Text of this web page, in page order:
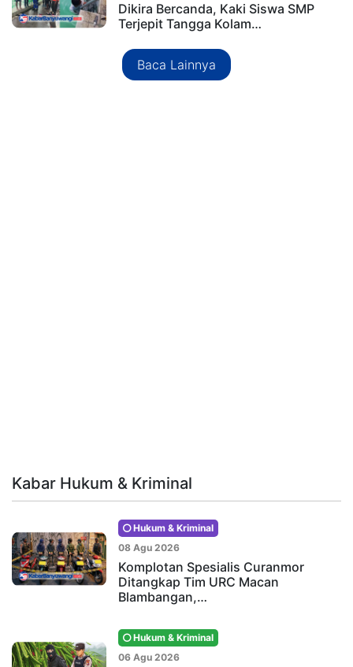
Dikira Bercanda, Kaki Siswa SMP
Terjepit Tangga Kolam…
Baca Lainnya
Kabar Hukum & Kriminal
Hukum & Kriminal
08 Agu 2026
Komplotan Spesialis Curanmor
Ditangkap Tim URC Macan
Blambangan,…
Hukum & Kriminal
06 Agu 2026